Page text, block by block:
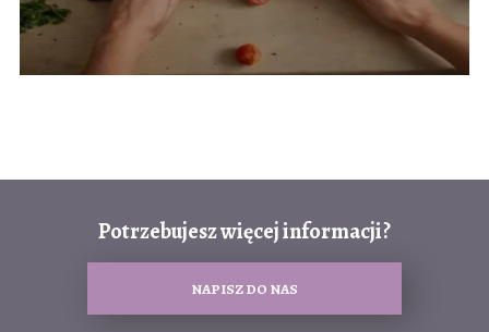
Potrzebujesz więcej informacji?
NAPISZ DO NAS